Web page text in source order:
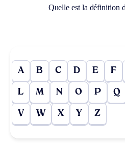
Quelle est la définition
A B C D E F
L M N O P Q
V W X Y Z